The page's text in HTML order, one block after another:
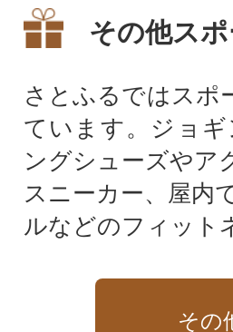
その他ス
さとふるではスポ
ています。ジョ
ングシューズやア
スニーカー、屋内
ルなどのフィット
その